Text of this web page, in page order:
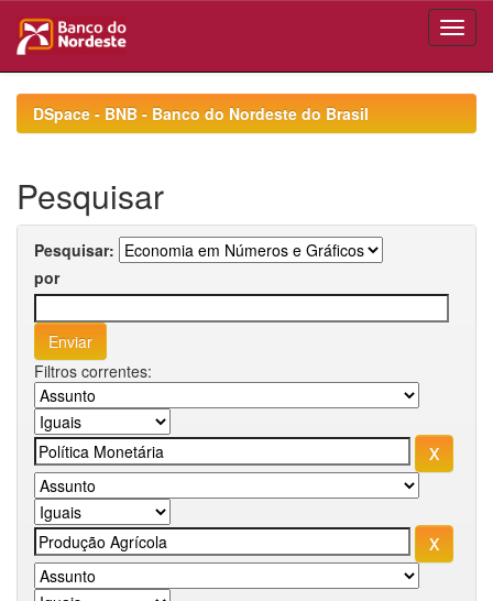
navigationDSpace - BNB - Banco do Nordeste do Brasil
Pesquisar
Pesquisar:
por
Filtros correntes: